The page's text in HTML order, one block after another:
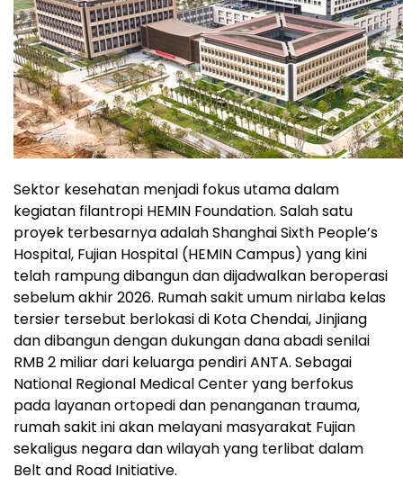
Sektor kesehatan menjadi fokus utama dalam
kegiatan filantropi HEMIN Foundation. Salah satu
proyek terbesarnya adalah Shanghai Sixth People’s
Hospital, Fujian Hospital (HEMIN Campus) yang kini
telah rampung dibangun dan dijadwalkan beroperasi
sebelum akhir 2026. Rumah sakit umum nirlaba kelas
tersier tersebut berlokasi di Kota Chendai, Jinjiang
dan dibangun dengan dukungan dana abadi senilai
RMB 2 miliar dari keluarga pendiri ANTA. Sebagai
National Regional Medical Center yang berfokus
pada layanan ortopedi dan penanganan trauma,
rumah sakit ini akan melayani masyarakat Fujian
sekaligus negara dan wilayah yang terlibat dalam
Belt and Road Initiative.